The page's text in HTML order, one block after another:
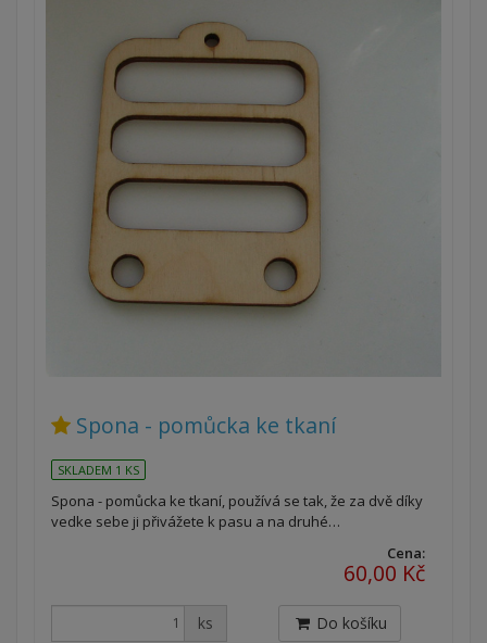
Spona - pomůcka ke tkaní
SKLADEM 1 KS
Spona - pomůcka ke tkaní, používá se tak, že za dvě díky
vedke sebe ji přivážete k pasu a na druhé…
Cena:
60,00 Kč
ks Do košíku